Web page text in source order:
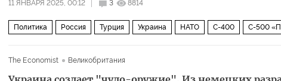
11 ЯНВАРЯ 2025, 00:12 3 8814
Политика Россия Турция Украина НАТО С-400 С-500
The Economist Великобритания